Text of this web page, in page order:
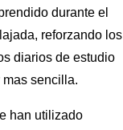
durante el
reforzando los
diarios de estudio
sencilla.
han utilizado